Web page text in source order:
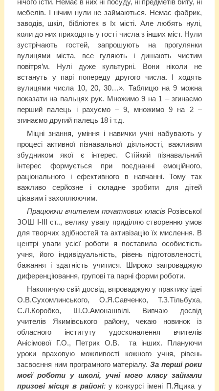
нічого їсти. Немає в них ні посуду, ні предметів биту, ні
мебелів. І нічим нули не займаються. Немає фабрик,
заводів, шкіл, бібліотек в їх місті. Але любять нулі,
коли до них приходять у гості числа з інших міст. Нули
зустрічають гостей, запрошують на прогулянки
вулицями міста, все гуляють і дишають чистим
повітря’м. Нулі дуже культурні. Вони ніколи не
встануть у парі попереду другого числа. І ходять
вулицями числа 10, 20, 30…». Таблицю на 9 можна
показати на пальцях рук. Множимо 9 на 1 – згинаємо
перший палець і рахуємо – 9, множимо 9 на 2 –
згинаємо другий палець 18 і т.д.
Міцні знання, уміння і навички учні набувають у
процесі активної пізнавальної діяльності, важливим
збудником якої є інтерес. Стійкий пізнавальний
інтерес формується при поєднанні емоційного,
раціонального і ефективного в навчанні. Тому так
важливо серйозне і складне зробити для дітей
цікавим і захоплюючим.
Працюючи вчителем початкових класівРозівської
ЗОШ І-ІІІ ст.., велику увагу приділяю створенню умов
для творчих здібностей та активізацію їх мислення. В
центрі уваги усієї роботи я поставила особистість
учня, його індивідуальність, рівень підготовленості,
бажання і здатність учитися. Широко запроваджую
диференціювання, групові та парні форми роботи.
Накопичую свій досвід, впроваджую у практику ідеї
О.В.Сухомлинського, О.Я.Савченко, Т.З.Тільбуха,
С.Л.Коробко, Ш.О.Амонашвілі. Вивчаю досвід
учителів Якимівського району, чекаю новинок із
обласного інституту удосконалення вчителів
Анісімової Г.О., Петрик О.В. та інших. Плануючи
уроки враховую можливості кожного учня, рівень
засвоєння ним програмного матеріалу.За перші роки
моєї роботи у школі, учні мого класу займали
призові місця в районі:у конкурсі імені П.Яцика у